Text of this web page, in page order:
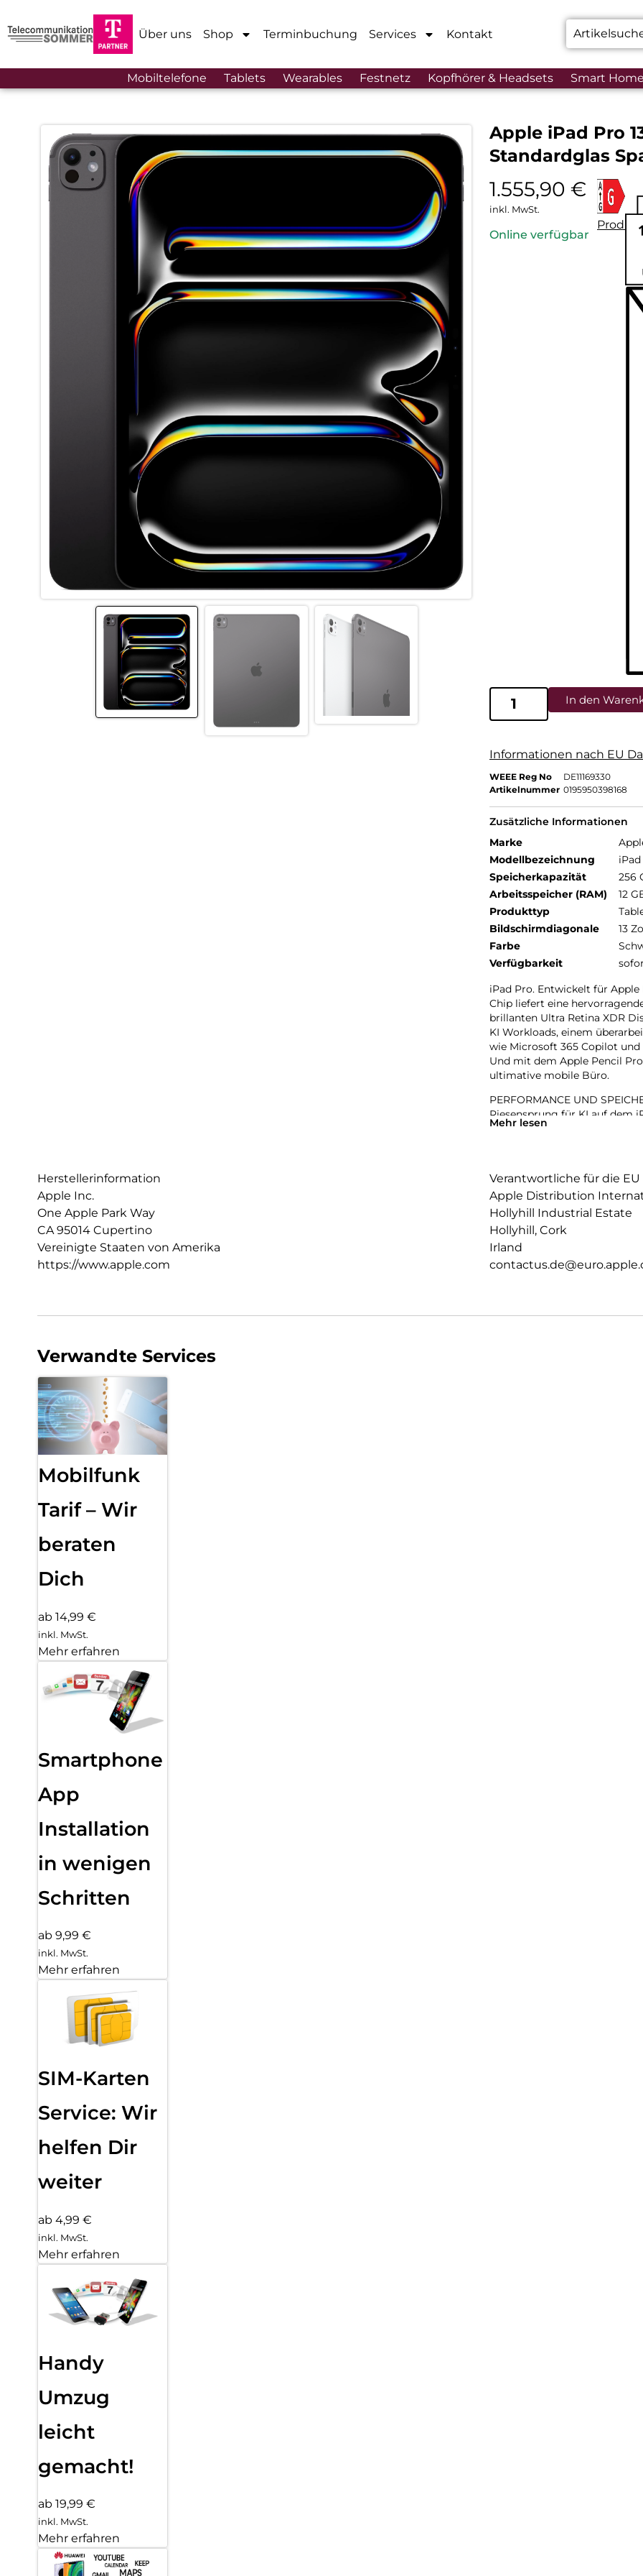
Über uns Shop Terminbuchung Services Kontakt
Mobiltelefone Tablets Wearables Festnetz Kopfhörer & Headsets Smart Home
Apple iPad Pro
Standardglas
1.555,90 €
inkl. MwSt.
Online verfügbar
In den
Informationen nach EU
WEEE Reg No
DE11169330
Artikelnummer 0195950398168
Zusätzliche Informationen
Marke
Modellbezeichnung
iPad
Speicherkapazität
256
Arbeitsspeicher (RAM)
12
Produkttyp
Bildschirmdiagonale
13
Farbe
Verfügbarkeit
iPad Pro. Entwickelt für
Chip liefert eine
brillanten Ultra Retina XDR
KI Workloads, einem
wie Microsoft 365 Copilot
Und mit dem Apple Pencil
ultimative mobile Büro.
PERFORMANCE UND
Riesensprung für KI auf dem
leistungsstarken Neural
und Fähigkeiten, die alles
werden Workflows gesteuert,
APPLE INTELLIGENCE:
zu kommunizieren, sich
bahnbrechendem
13″ ULTRA RETINA XDR
TB und 2 TB erhältlich.
Mehr lesen
Herstellerinformation
Apple Inc.
One Apple Park Way
CA 95014 Cupertino
Vereinigte Staaten von Amerika
https://www.apple.com
Verantwortliche für die EU
Apple Distribution
Hollyhill Industrial Estate
Hollyhill, Cork
Irland
Verwandte Services
Mobilfunk
Tarif – Wir
beraten
Dich
ab 14,99 €
inkl. MwSt.
Mehr erfahren
Smartphone
App
Installation
in wenigen
Schritten
ab 9,99 €
inkl. MwSt.
Mehr erfahren
SIM-Karten
Service: Wir
helfen Dir
weiter
ab 4,99 €
inkl. MwSt.
Mehr erfahren
Handy
Umzug
leicht
gemacht!
ab 19,99 €
inkl. MwSt.
Mehr erfahren